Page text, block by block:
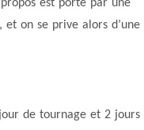
est porté par une
et on se prive alors d’une
de tournage et 2 jours